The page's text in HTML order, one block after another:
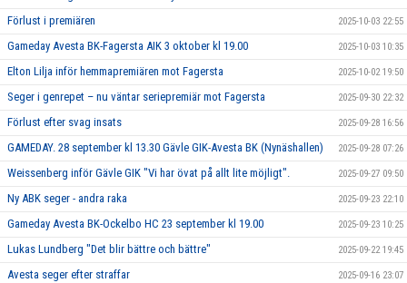
Förlust i premiären 2025-10-03 22:55
Gameday Avesta BK-Fagersta AIK 3 oktober kl 19.00 2025-10-03 10:35
Elton Lilja inför hemmapremiären mot Fagersta 2025-10-02 19:50
Seger i genrepet – nu väntar seriepremiär mot Fagersta 2025-09-30 22:32
Förlust efter svag insats 2025-09-28 16:56
GAMEDAY. 28 september kl 13.30 Gävle GIK-Avesta BK (Nynäshallen) 2025-09-28 07:26
Weissenberg inför Gävle GIK "Vi har övat på allt lite möjligt". 2025-09-27 09:50
Ny ABK seger - andra raka 2025-09-23 22:10
Gameday Avesta BK-Ockelbo HC 23 september kl 19.00 2025-09-23 10:25
Lukas Lundberg "Det blir bättre och bättre" 2025-09-22 19:45
Avesta seger efter straffar 2025-09-16 23:07